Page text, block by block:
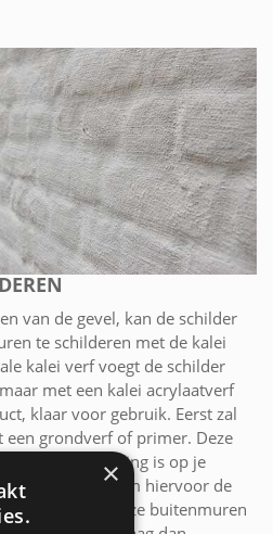
van de gevel, kan de schilder
te schilderen met de kalei
kalei verf voegt de schilder
met een kalei acrylaatverf
klaar voor gebruik. Eerst zal
een grondverf of primer. Deze
goede hechting is op je
belangrijk om hiervoor de
Poreuze buitenmuren
×